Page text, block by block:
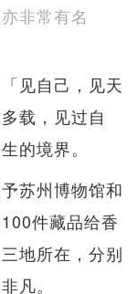
非常有名
见自己，见天
载，见过自
的境界。
苏州博物馆和
件藏品给香
地所在，分别
凡。